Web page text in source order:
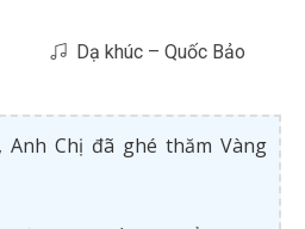
Dạ khúc – Quốc Bảo
Anh Chị đã ghé thăm Vàng